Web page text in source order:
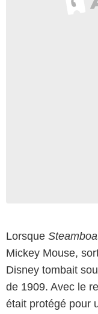
Lorsque
Mickey Mouse,
Disney tombait
de 1909. Avec le
était protégé pour